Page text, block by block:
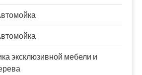
эксклюзивной мебели и